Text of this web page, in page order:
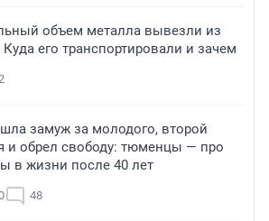
объем металла вывезли из
его транспортировали и зачем
замуж за молодого, второй
и обрел свободу: тюменцы — про
в жизни после 40 лет
48